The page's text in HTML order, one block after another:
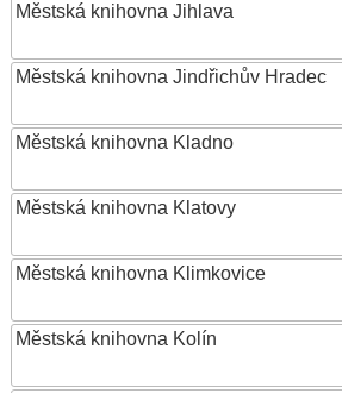
Městská knihovna Jihlava
Městská knihovna Jindřichův Hradec
Městská knihovna Kladno
Městská knihovna Klatovy
Městská knihovna Klimkovice
Městská knihovna Kolín